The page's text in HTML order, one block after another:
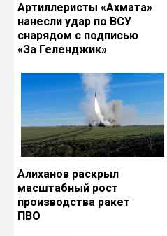
Артиллеристы «Ахмата»
нанесли удар по ВСУ
снарядом с подписью
«За Геленджик»
Алиханов раскрыл
масштабный рост
производства ракет
ПВО